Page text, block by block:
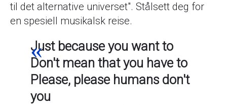
til det alternative universet". Stålsett deg for
en spesiell musikalsk reise.
Just because you want to
Don't mean that you have to
Please, please humans don't
you